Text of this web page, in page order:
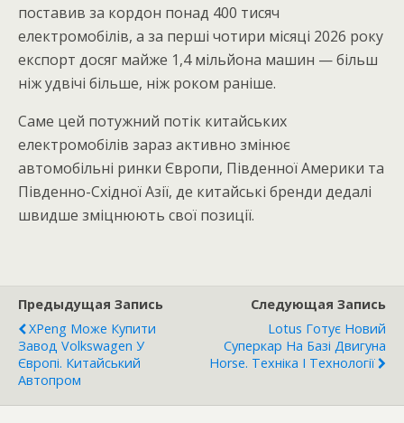
поставив за кордон понад 400 тисяч
електромобілів, а за перші чотири місяці 2026 року
експорт досяг майже 1,4 мільйона машин — більш
ніж удвічі більше, ніж роком раніше.
Саме цей потужний потік китайських
електромобілів зараз активно змінює
автомобільні ринки Європи, Південної Америки та
Південно-Східної Азії, де китайські бренди дедалі
швидше зміцнюють свої позиції.
Предыдущая Запись
XPeng Може Купити
Завод Volkswagen У
Європі. Китайський
Автопром
Следующая Запись
Lotus Готує Новий
Суперкар На Базі Двигуна
Horse. Техніка І Технології